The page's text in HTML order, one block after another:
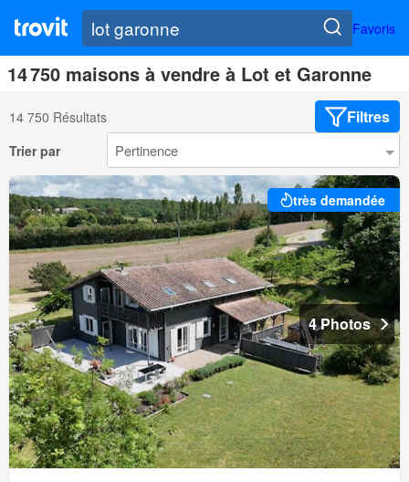
Favoris
14 750 maisons à vendre à Lot et Garonne
14 750 Résultats Filtres
Trier par
très demandée
4 Photos